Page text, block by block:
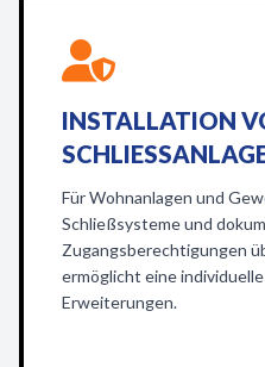
INSTALLATION
Für Wohnanlagen und
Schließsysteme und
Zugangsberechtigungen
ermöglicht eine
Erweiterungen.